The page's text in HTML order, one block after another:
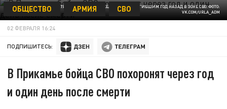
В ПЕРМСКОМ КРАЕ ПРОСТЯТСЯ С КИРИЛЛОМ ЖЕЛУДКОВЫМ, ПОГИБШИМ ГОД НАЗАД В ЗОНЕ СВО. ФОТО:
VK.COM/URLA_ADM
ОБЩЕСТВО АРМИЯ СВО
02 ФЕВРАЛЯ 16:24
ПОДПИШИТЕСЬ:
В Прикамье бойца СВО похоронят через год
и один день после смерти